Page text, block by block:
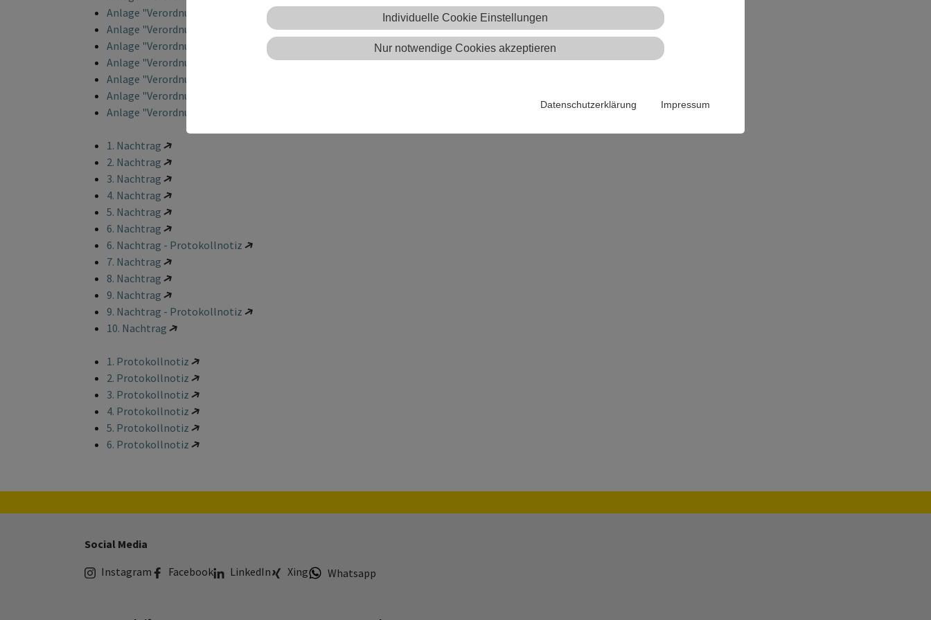
Individuelle Cookie Einstellungen
Nur notwendige Cookies akzeptieren
Datenschutzerklärung Impressum
Anlage "Verordnungsfähige Mittel" und Sonderregelungen ab 01.01.2018
Anlage "Verordnungsfähige Mittel" und Sonderregelungen ab 01.09.2017
Anlage "Verordnungsfähige Mittel" und Sonderregelungen ab 01.01.2017
Anlage "Verordnungsfähige Mittel" und Sonderregelungen ab 01.07.2016
Anlage "Verordnungsfähige Mittel" und Sonderregelungen ab 01.04.2013
Anlage "Verordnungsfähige Mittel" und Sonderregelungen ab 01.01.2013
Anlage "Verordnungsfähige Mittel" und Sonderregelungen ab 01.04.2012
1. Nachtrag
2. Nachtrag
3. Nachtrag
4. Nachtrag
5. Nachtrag
6. Nachtrag
6. Nachtrag - Protokollnotiz
7. Nachtrag
8. Nachtrag
9. Nachtrag
9. Nachtrag - Protokollnotiz
10. Nachtrag
1. Protokollnotiz
2. Protokollnotiz
3. Protokollnotiz
4. Protokollnotiz
5. Protokollnotiz
6. Protokollnotiz
Social Media
Instagram
Facebook LinkedIn Xing Whatsapp